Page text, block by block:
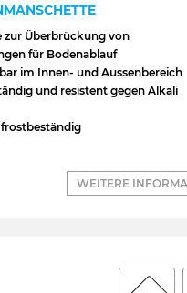
zur Überbrückung von
für Bodenablauf
im Innen- und Aussenbereich
und resistent gegen Alkali
WEITERE